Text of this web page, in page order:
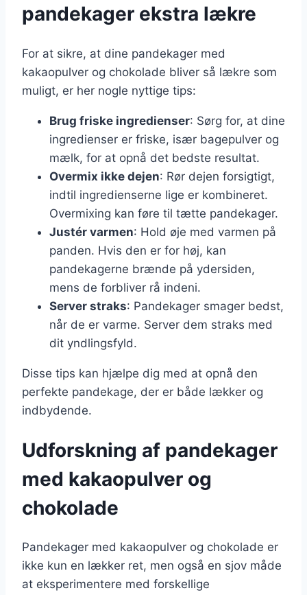
pandekager ekstra lækre
For at sikre, at dine pandekager med
kakaopulver og chokolade bliver så lækre som
muligt, er her nogle nyttige tips:
Brug friske ingredienser: Sørg for, at dine
ingredienser er friske, især bagepulver og
mælk, for at opnå det bedste resultat.
Overmix ikke dejen: Rør dejen forsigtigt,
indtil ingredienserne lige er kombineret.
Overmixing kan føre til tætte pandekager.
Justér varmen: Hold øje med varmen på
panden. Hvis den er for høj, kan
pandekagerne brænde på ydersiden,
mens de forbliver rå indeni.
Server straks: Pandekager smager bedst,
når de er varme. Server dem straks med
dit yndlingsfyld.
Disse tips kan hjælpe dig med at opnå den
perfekte pandekage, der er både lækker og
indbydende.
Udforskning af pandekager
med kakaopulver og
chokolade
Pandekager med kakaopulver og chokolade er
ikke kun en lækker ret, men også en sjov måde
at eksperimentere med forskellige